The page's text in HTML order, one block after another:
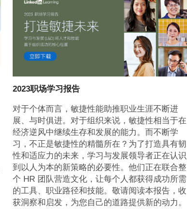
2023职场学习报告
对于个体而言，敏捷性能助推职业生涯不断进
展、与时俱进。对于组织来说，敏捷性相当于在
经济逆风中继续生存和发展的能力。而不断学
习，不正是敏捷性的精髓所在？为了打造具有韧
性和适应力的未来，学习与发展领导者正在认识
到以人为本的新策略的必要性。他们正在联合整
个 HR 团队营造文化，让每个人都获得成功所需
的工具、职业路径和技能。敬请阅读本报告，收
获洞察和启发，为您自己的道路提供新的动力。